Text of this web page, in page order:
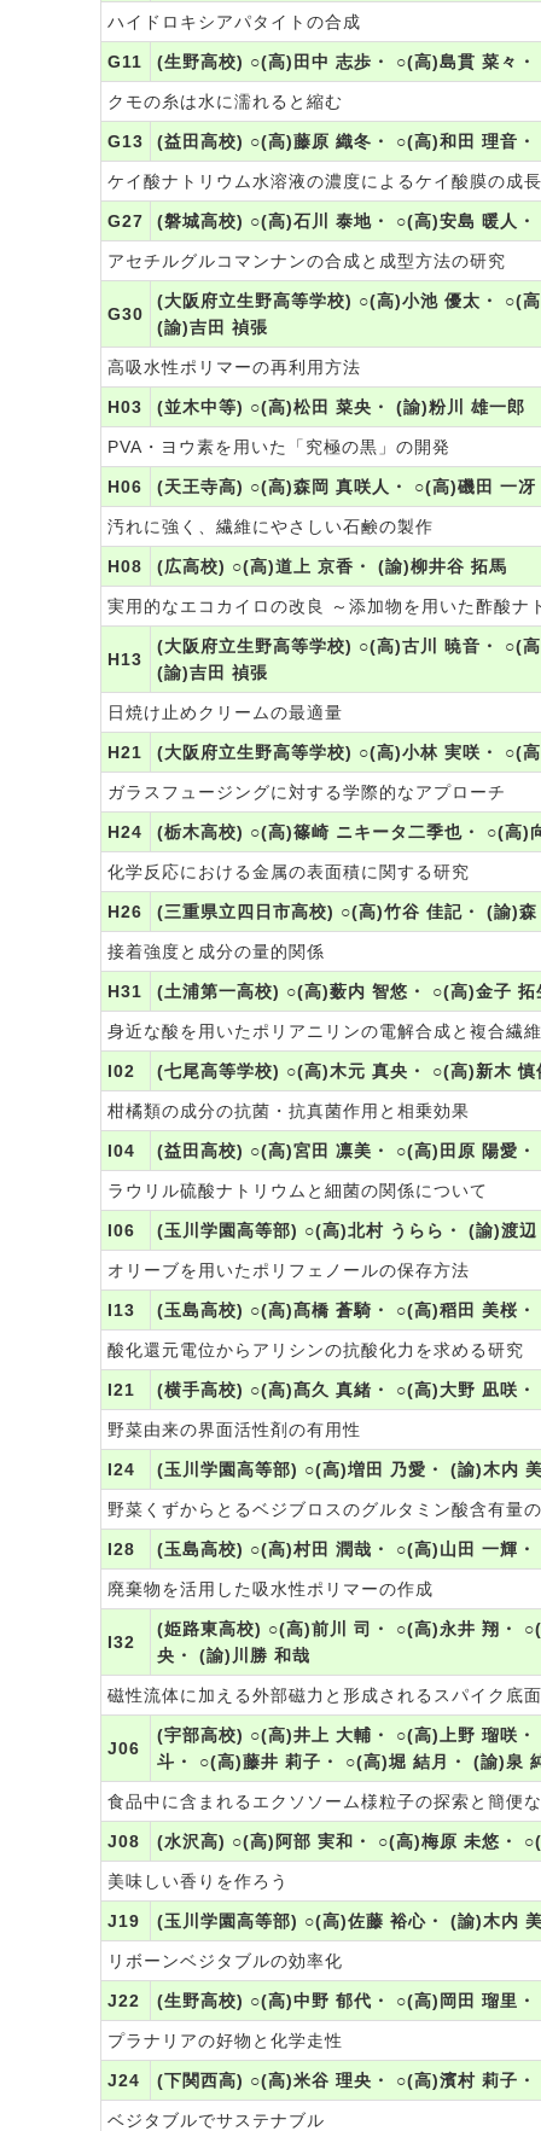
ハイドロキシアパタイトの合成
G11 (生野高校) ○(高)田中 志歩・ ○(高)島貫 菜々
クモの糸は水に濡れると縮む
G13 (益田高校) ○(高)藤原 織冬・ ○(高)和田 理音
ケイ酸ナトリウム水溶液の濃度によるケイ酸膜の成
G27 (磐城高校) ○(高)石川 泰地・ ○(高)安島 暖人
アセチルグルコマンナンの合成と成型方法の研究
G30
(大阪府立生野高等学校) ○(高)小池 優太・ ○(
(諭)吉田 禎張
高吸水性ポリマーの再利用方法
H03 (並木中等) ○(高)松田 菜央・ (諭)粉川 雄一郎
PVA・ヨウ素を用いた「究極の黒」の開発
H06 (天王寺高) ○(高)森岡 真咲人・ ○(高)磯田 一
汚れに強く、繊維にやさしい石鹸の製作
H08 (広高校) ○(高)道上 京香・ (諭)柳井谷 拓馬
実用的なエコカイロの改良 ～添加物を用いた酢酸ナ
H13
(大阪府立生野高等学校) ○(高)古川 暁音・ ○(
(諭)吉田 禎張
日焼け止めクリームの最適量
H21 (大阪府立生野高等学校) ○(高)小林 実咲・ ○(
ガラスフュージングに対する学際的なアプローチ
H24 (栃木高校) ○(高)篠崎 ニキータ二季也・ ○(高)
化学反応における金属の表面積に関する研究
H26 (三重県立四日市高校) ○(高)竹谷 佳記・ (諭)森
接着強度と成分の量的関係
H31 (土浦第一高校) ○(高)薮内 智悠・ ○(高)金子
身近な酸を用いたポリアニリンの電解合成と複合繊
I02 (七尾高等学校) ○(高)木元 真央・ ○(高)新木
柑橘類の成分の抗菌・抗真菌作用と相乗効果
I04 (益田高校) ○(高)宮田 凛美・ ○(高)田原 陽愛
ラウリル硫酸ナトリウムと細菌の関係について
I06 (玉川学園高等部) ○(高)北村 うらら・ (諭)渡辺
オリーブを用いたポリフェノールの保存方法
I13 (玉島高校) ○(高)髙橋 蒼騎・ ○(高)稻田 美桜
酸化還元電位からアリシンの抗酸化力を求める研究
I21 (横手高校) ○(高)髙久 真緒・ ○(高)大野 凪咲
野菜由来の界面活性剤の有用性
I24 (玉川学園高等部) ○(高)増田 乃愛・ (諭)木内
野菜くずからとるベジブロスのグルタミン酸含有量
I28 (玉島高校) ○(高)村田 潤哉・ ○(高)山田 一輝
廃棄物を活用した吸水性ポリマーの作成
I32
(姫路東高校) ○(高)前川 司・ ○(高)永井 翔・
央・ (諭)川勝 和哉
磁性流体に加える外部磁力と形成されるスパイク底
J06
(宇部高校) ○(高)井上 大輔・ ○(高)上野 瑠咲
斗・ ○(高)藤井 莉子・ ○(高)堀 結月・ (諭)泉
食品中に含まれるエクソソーム様粒子の探索と簡便
J08 (水沢高) ○(高)阿部 実和・ ○(高)梅原 未悠・
美味しい香りを作ろう
J19 (玉川学園高等部) ○(高)佐藤 裕心・ (諭)木内
リボーンベジタブルの効率化
J22 (生野高校) ○(高)中野 郁代・ ○(高)岡田 瑠里
プラナリアの好物と化学走性
J24 (下関西高) ○(高)米谷 理央・ ○(高)濱村 莉子
ベジタブルでサステナブル